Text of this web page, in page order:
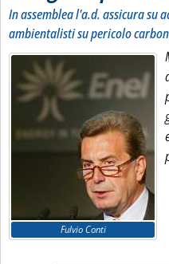
In assemblea l'a.d. assicura su
ambientalisti su pericolo
Fulvio Conti